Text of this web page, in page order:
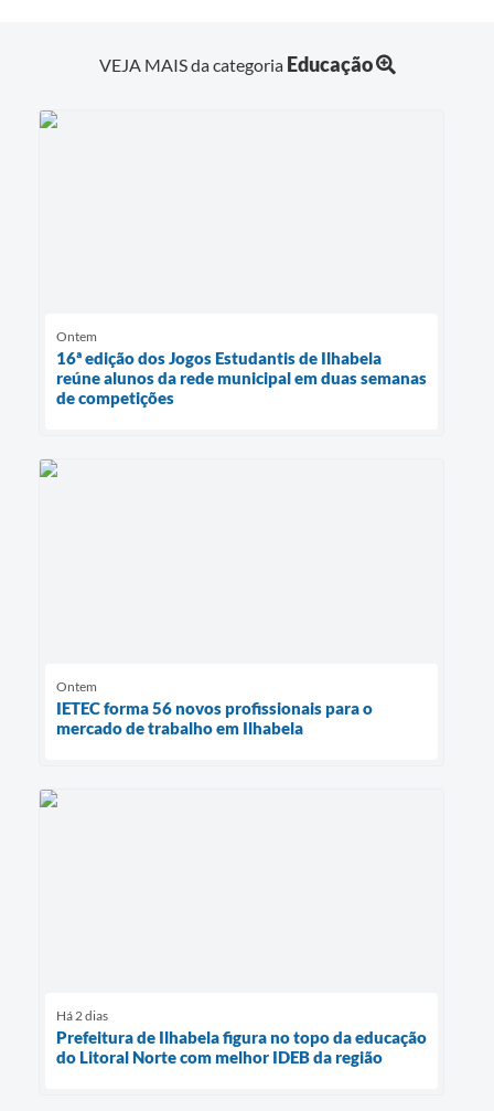
VEJA MAIS da categoria Educação
Ontem
16ª edição dos Jogos Estudantis de Ilhabela
reúne alunos da rede municipal em duas semanas
de competições
Ontem
IETEC forma 56 novos profissionais para o
mercado de trabalho em Ilhabela
Há 2 dias
Prefeitura de Ilhabela figura no topo da educação
do Litoral Norte com melhor IDEB da região